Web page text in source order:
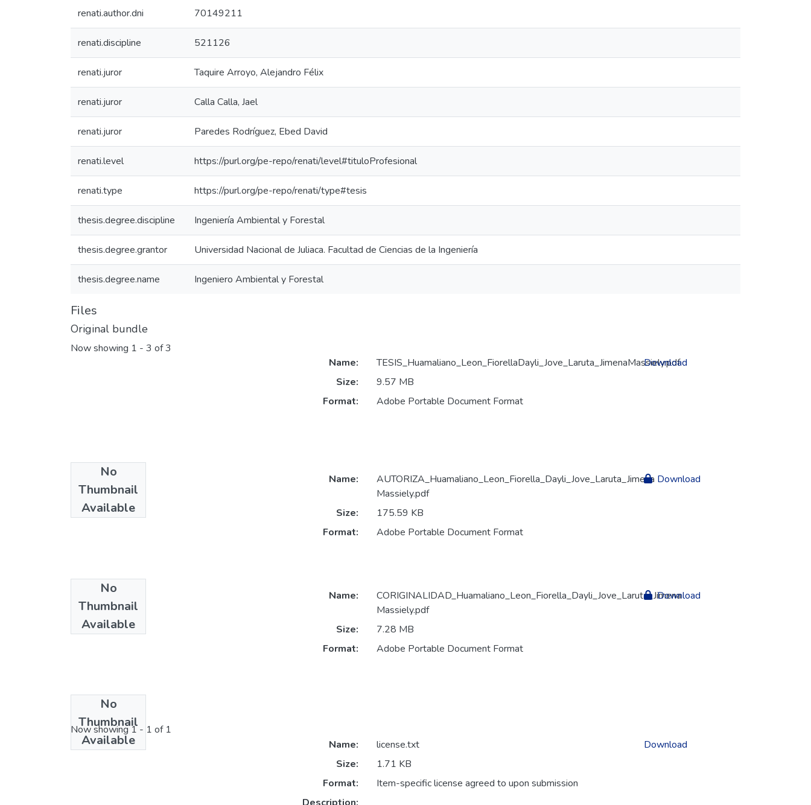
renati.author.dni 70149211
renati.discipline 521126
renati.juror Taquire Arroyo, Alejandro Félix
renati.juror Calla Calla, Jael
renati.juror Paredes Rodríguez, Ebed David
renati.level https://purl.org/pe-repo/renati/level#tituloProfesional
renati.type https://purl.org/pe-repo/renati/type#tesis
thesis.degree.discipline Ingeniería Ambiental y Forestal
thesis.degree.grantor Universidad Nacional de Juliaca. Facultad de Ciencias de la Ingeniería
thesis.degree.name Ingeniero Ambiental y Forestal
Files
Original bundle
Now showing 1 - 3 of 3
No
Thumbnail
Available
Name:
TESIS_Huamaliano_Leon_FiorellaDayli_Jove_Laruta_JimenaMassiely.pdf
Size:
9.57 MB
Format:
Adobe Portable Document Format
Download
No
Thumbnail
Available
Name:
AUTORIZA_Huamaliano_Leon_Fiorella_Dayli_Jove_Laruta_Jimena
Massiely.pdf
Size:
175.59 KB
Format:
Adobe Portable Document Format
Download
No
Thumbnail
Available
Name:
CORIGINALIDAD_Huamaliano_Leon_Fiorella_Dayli_Jove_Laruta_Jimena
Massiely.pdf
Size:
7.28 MB
Format:
Adobe Portable Document Format
Download
License bundle
Now showing1 - 1 of 1
Name:
license.txt
Size:
1.71 KB
Format:
Item-specific license agreed to upon submission
Description:
Download